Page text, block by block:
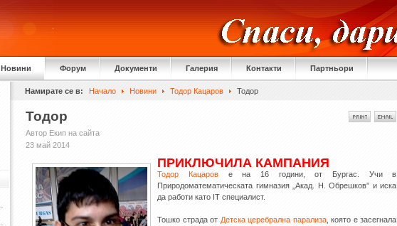
Новини Форум Документи Галерия Контакти Партньори
Намирате се в: Начало Новини Тодор Кацаров Тодор
Тодор
Автор Екип на сайта
23 май 2014
ПРИКЛЮЧИЛА КАМПАНИЯ
Тодор Кацаров е на 16 години, от Бургас. Учи в
Природоматематическата гимназия „Акад. Н. Обрешков” и иска
да работи като IT специалист.
Тошко страда от Детска церебрална парализа, която е засегнала